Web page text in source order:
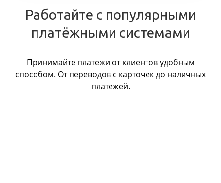
Работайте с популярными
платёжными системами
Принимайте платежи от клиентов удобным
способом. От переводов с карточек до наличных
платежей.